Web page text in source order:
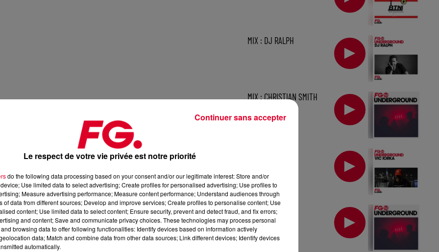
21 juin 2026
MIX : DJ RALPH
MIX : CHRISTIAN SMITH
MIX : LUCIANO
Le respect de votre vie privée est notre priorité
do the following data processing based on your consent and/or our legitimate interest: Store and/or
Use limited data to select advertising; Create profiles for personalised advertising; Use profiles to
Measure advertising performance; Measure content performance; Understand audiences through
of data from different sources; Develop and improve services; Create profiles to personalise content; Use
content; Use limited data to select content; Ensure security, prevent and detect fraud, and fix errors;
and content; Save and communicate privacy choices. These technologies may process personal
browsing data to offer following functionalities: Identify devices based on information actively
data; Match and combine data from other data sources; Link different devices; Identify devices
automatically.
Continuer sans accepter